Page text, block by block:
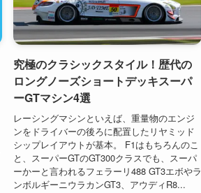
究極のクラシックスタイル！歴代の
ロングノーズショートデッキスーパ
ーGTマシン4選
レーシングマシンといえば、重量物のエンジ
ンをドライバーの後ろに配置したリヤミッド
シップレイアウトが基本。 F1はもちろんのこ
と、スーパーGTのGT300クラスでも、スーパ
ーかーと言われるフェラーリ488 GT3エボやラ
ンボルギーニウラカンGT3、アウディR8...